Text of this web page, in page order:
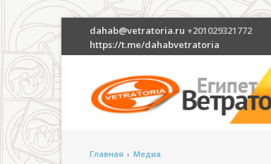
dahab@vetratoria.ru +201029321772
https://t.me/dahabvetratoria
Главная › Медиа